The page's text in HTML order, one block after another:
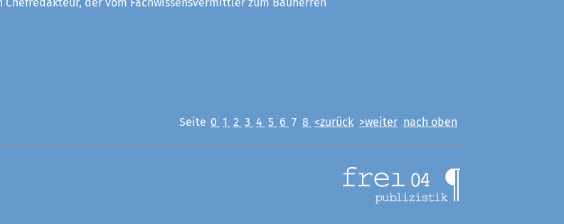
der vom Fachwissensvermittler zum Bauherren
Seite 0 1 2 3 4 5 6 7 8 <zurück >weiter nach oben